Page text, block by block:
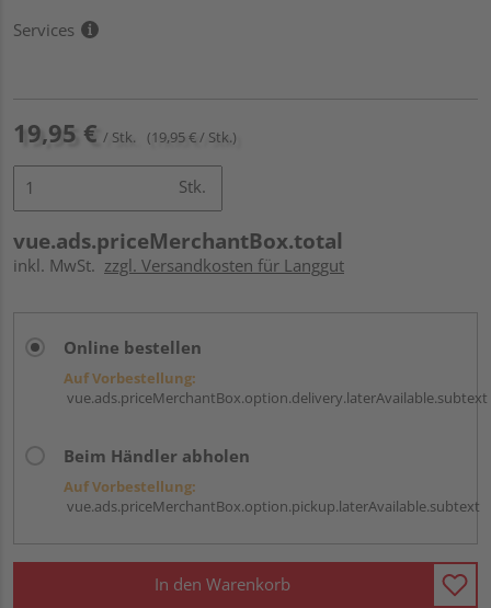
Services
19,95 € / Stk. (19,95 € / Stk.)
Stk.
vue.ads.priceMerchantBox.total
inkl. MwSt. zzgl. Versandkosten für Langgut
Online bestellen
Auf Vorbestellung:
vue.ads.priceMerchantBox.option.delivery.laterAvailable.subtext
Beim Händler abholen
Auf Vorbestellung:
vue.ads.priceMerchantBox.option.pickup.laterAvailable.subtext
In den Warenkorb